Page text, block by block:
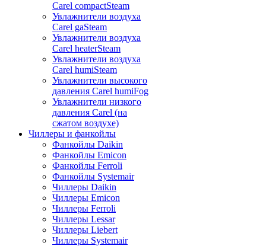
Carel compactSteam
Увлажнители воздуха
Carel gaSteam
Увлажнители воздуха
Carel heaterSteam
Увлажнители воздуха
Carel humiSteam
Увлажнители высокого
давления Carel humiFog
Увлажнители низкого
давления Carel (на
сжатом воздухе)
Чиллеры и фанкойлы
Фанкойлы Daikin
Фанкойлы Emicon
Фанкойлы Ferroli
Фанкойлы Systemair
Чиллеры Daikin
Чиллеры Emicon
Чиллеры Ferroli
Чиллеры Lessar
Чиллеры Liebert
Чиллеры Systemair